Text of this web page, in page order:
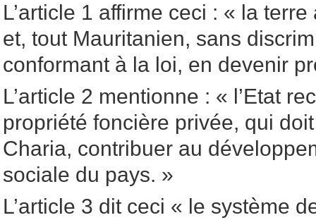
L’article 1 affirme ceci : « la
et, tout Mauritanien, sans
conformant à la loi, en devenir
L’article 2 mentionne : « l’Etat
propriété foncière privée, qui
Charia, contribuer au
sociale du pays. »
L’article 3 dit ceci « le système